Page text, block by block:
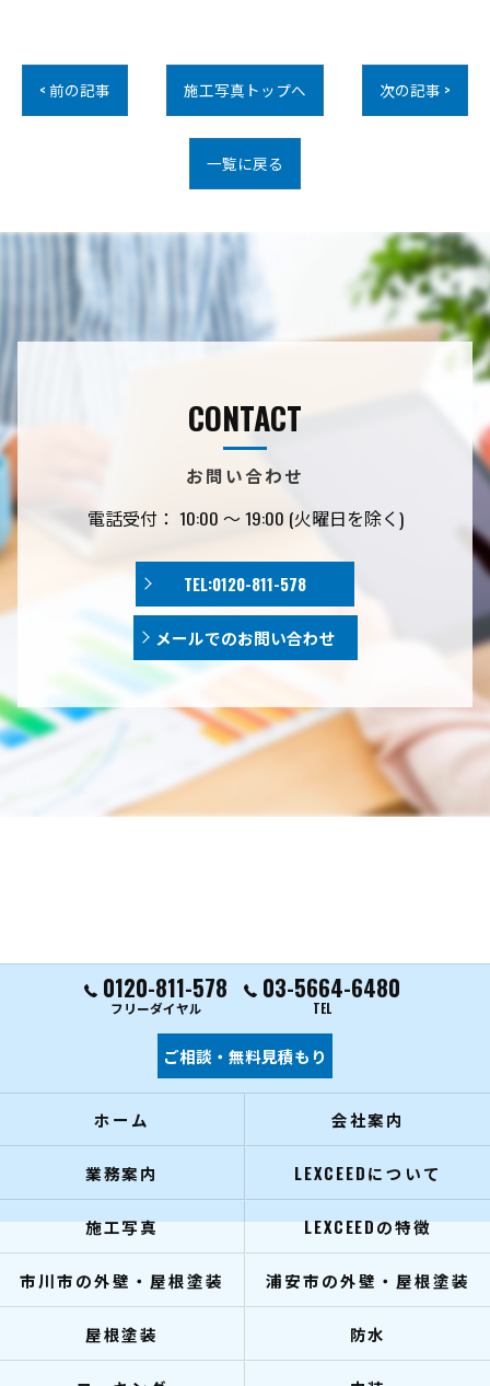
< 前の記事 施工写真トップへ 次の記事 >
一覧に戻る
お問い合わせ
CONTACT
電話受付： 10:00 〜 19:00 (火曜日を除く)
TEL:0120-811-578
メールでのお問い合わせ
0120-811-578
フリーダイヤル
03-5664-6480
TEL
ご相談・無料見積もり
ホーム 会社案内
業務案内 LEXCEEDについて
施工写真 LEXCEEDの特徴
市川市の外壁・屋根塗装 浦安市の外壁・屋根塗装
屋根塗装 防水